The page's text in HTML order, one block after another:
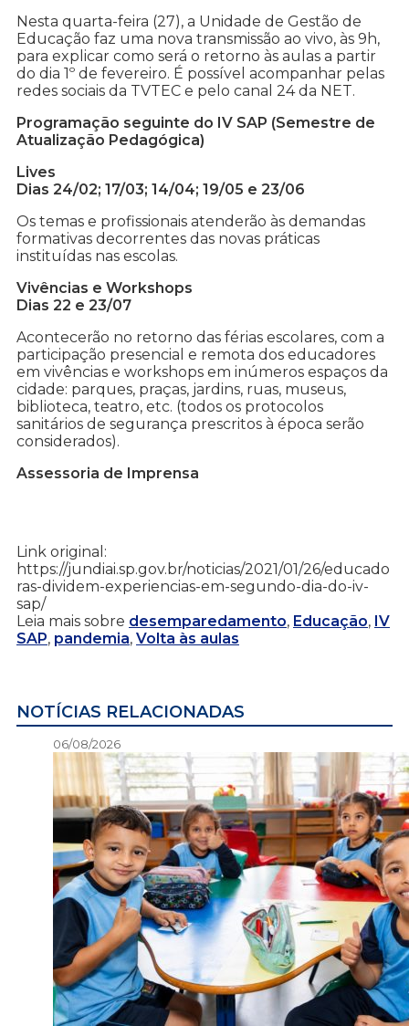
Nesta quarta-feira (27), a Unidade de Gestão de
Educação faz uma nova transmissão ao vivo, às 9h,
para explicar como será o retorno às aulas a partir
do dia 1º de fevereiro. É possível acompanhar pelas
redes sociais da TVTEC e pelo canal 24 da NET.
Programação seguinte do IV SAP (Semestre de
Atualização Pedagógica)
Lives
Dias 24/02; 17/03; 14/04; 19/05 e 23/06
Os temas e profissionais atenderão às demandas
formativas decorrentes das novas práticas
instituídas nas escolas.
Vivências e Workshops
Dias 22 e 23/07
Acontecerão no retorno das férias escolares, com a
participação presencial e remota dos educadores
em vivências e workshops em inúmeros espaços da
cidade: parques, praças, jardins, ruas, museus,
biblioteca, teatro, etc. (todos os protocolos
sanitários de segurança prescritos à época serão
considerados).
Assessoria de Imprensa
Link original:
https://jundiai.sp.gov.br/noticias/2021/01/26/educado
ras-dividem-experiencias-em-segundo-dia-do-iv-
sap/
Leia mais sobre desemparedamento, Educação, IV
SAP, pandemia, Volta às aulas
NOTÍCIAS RELACIONADAS
06/08/2026